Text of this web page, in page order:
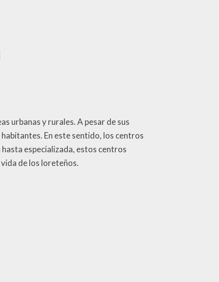
urbanas y rurales. A pesar de sus
En este sentido, los centros
especializada, estos centros
de los loreteños.